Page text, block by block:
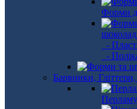
Форми
-
-
Барвники,